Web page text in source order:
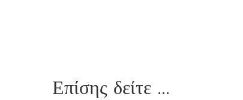
Επίσης δείτε ...